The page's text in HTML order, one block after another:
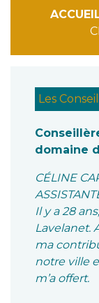
Les
domaine
CÉLINE
Il y a 28
Lavelanet.
ma
notre ville
m’a offert.